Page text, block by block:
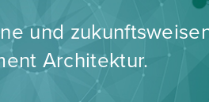
Auswerten von
können zeitnah
gemacht